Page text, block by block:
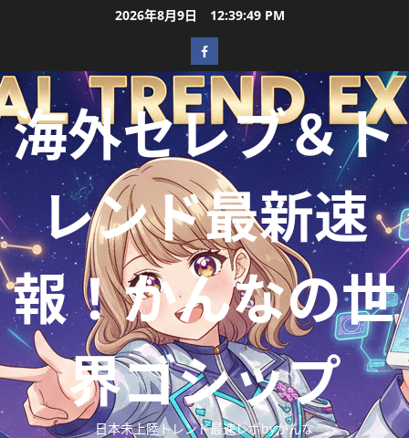
2026年8月9日 12:39:51 PM
海外セレブ＆ト
レンド最新速
報！かんなの世
界ゴシップ
日本未上陸トレンド最速レポbyかんな